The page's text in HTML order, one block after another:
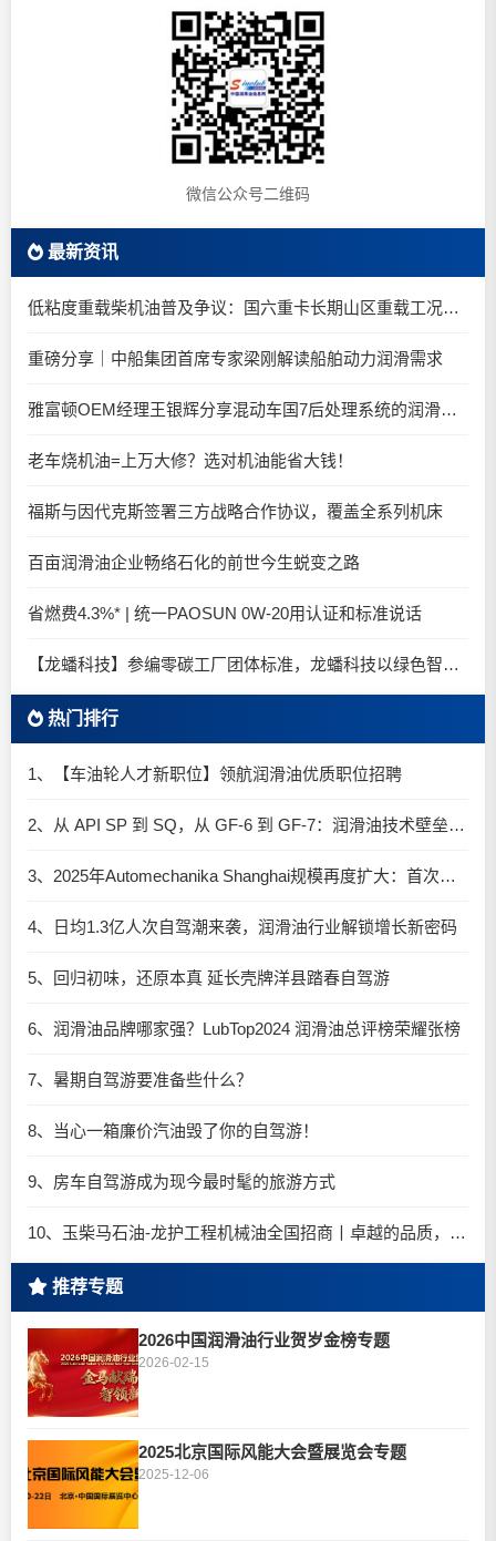
微信公众号二维码
最新资讯
低粘度重载柴机油普及争议：国六重卡长期山区重载工况是否适合0W-20柴油机油？
重磅分享｜中船集团首席专家梁刚解读船舶动力润滑需求
雅富顿OEM经理王银辉分享混动车国7后处理系统的润滑油要求
老车烧机油=上万大修？选对机油能省大钱！
福斯与因代克斯签署三方战略合作协议，覆盖全系列机床
百亩润滑油企业畅络石化的前世今生蜕变之路
省燃费4.3%* | 统一PAOSUN 0W-20用认证和标准说话
【龙蟠科技】参编零碳工厂团体标准，龙蟠科技以绿色智造锚定零碳未来
热门排行
1、【车油轮人才新职位】领航润滑油优质职位招聘
2、从 API SP 到 SQ，从 GF-6 到 GF-7：润滑油技术壁垒再升高，你准备好了吗？
3、2025年Automechanika Shanghai规模再度扩大：首次启用国家会展中心（上海）全部15个展馆
4、日均1.3亿人次自驾潮来袭，润滑油行业解锁增长新密码​
5、回归初味，还原本真 延长壳牌洋县踏春自驾游
6、润滑油品牌哪家强？LubTop2024 润滑油总评榜荣耀张榜
7、暑期自驾游要准备些什么？
8、当心一箱廉价汽油毁了你的自驾游！
9、房车自驾游成为现今最时髦的旅游方式
10、玉柴马石油-龙护工程机械油全国招商丨卓越的品质，专业的品牌！
推荐专题
2026中国润滑油行业贺岁金榜专题
2026-02-15
2025北京国际风能大会暨展览会专题
2025-12-06